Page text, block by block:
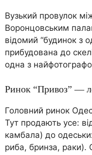
Вузький провулок
Воронцовським
відомий “будинок з
прибудована до
одна з
Ринок “Привоз” —
Головний ринок
Тут продають усе:
камбала) до
риба, бринза,